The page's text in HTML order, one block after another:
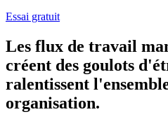
Essai gratuit
Les flux de travail
créent des goulots
ralentissent
organisation.